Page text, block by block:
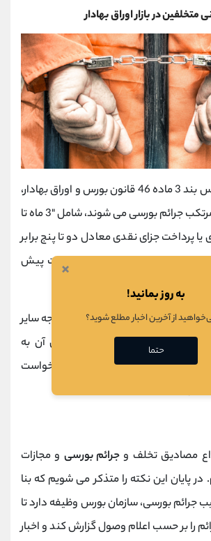
در بازار اوراق بهادار
به طور کلی و براساس بند 3 ماده 46 قانون بورس و اوراق بهادار،
مجازات کسانی که مرتکب جرائم بورسی می شوند، شامل "3 ماه تا
پرداخت جزای نقدی معادل دو تا پنج برابر
زیانمتحمل نشده یا هر دو مجازات پیش
جرائم مذکور، ضرر و زیانی متوجه سایر
دیده می تواند برای جبران آن به
مراجعه کرده و مطابق مقررات دادخواست
کند.
مصادیق تخلف و جرائم بورسی و مجازات
پایان این نکته را متذکر می شویم که بنا
جرائم بورسی، سازمان بورس وظیفه دارد تا
را بر حسب اعلام وصول گزارش کند و اخبار
×
به روز بمانید!
از آخرین اخبار مطلع شوید؟
حتما